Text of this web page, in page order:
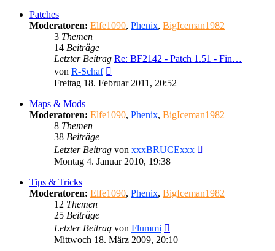
Patches
Moderatoren: Elfe1090, Phenix, BigIceman1982
3 Themen
14 Beiträge
Letzter Beitrag Re: BF2142 - Patch 1.51 - Fin…
von R-Schaf
Beitrag
Freitag 18. Februar 2011, 20:52
Maps & Mods
Moderatoren: Elfe1090, Phenix, BigIceman1982
8 Themen
38 Beiträge
Letzter Beitrag von xxxBRUCExxx
Montag 4. Januar 2010, 19:38
Tips & Tricks
Moderatoren: Elfe1090, Phenix, BigIceman1982
12 Themen
25 Beiträge
Letzter Beitrag von Flummi
Beitrag
Mittwoch 18. März 2009, 20:10